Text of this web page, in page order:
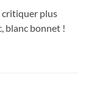
critiquer plus
blanc bonnet !